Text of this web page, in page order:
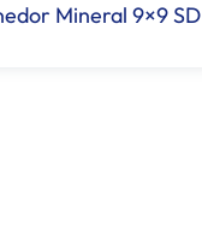
Mineral 9×9 SD